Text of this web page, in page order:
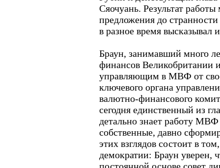
Сяочуань. Результат
предложения до
в разное время высказывал
Браун, занимавший много
финансов Великобритании
управляющим в МВФ от
ключевого органа
валютно-финансового
сегодня единственный из
детально знает работу
собственные, давно
этих взглядов состоит в
демократии: Браун уверен,